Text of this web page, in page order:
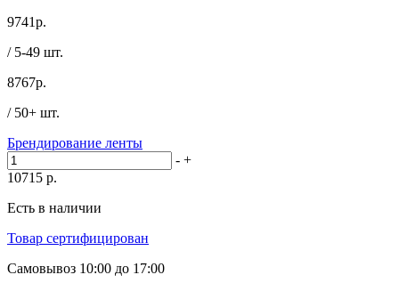
9741р.
/ 5-49 шт.
8767р.
/ 50+ шт.
Брендирование ленты
- +
10715 р.
Есть в наличии
Товар сертифицирован
Самовывоз 10:00 до 17:00